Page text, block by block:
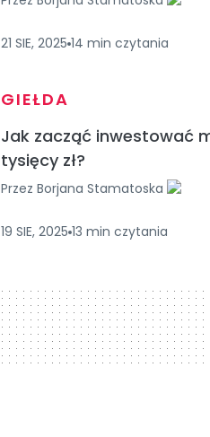
21 SIE, 2025 14 min czytania
GIEŁDA
Jak zacząć inwestować
tysięcy zł?
Przez Borjana Stamatoska
19 SIE, 2025 13 min czytania